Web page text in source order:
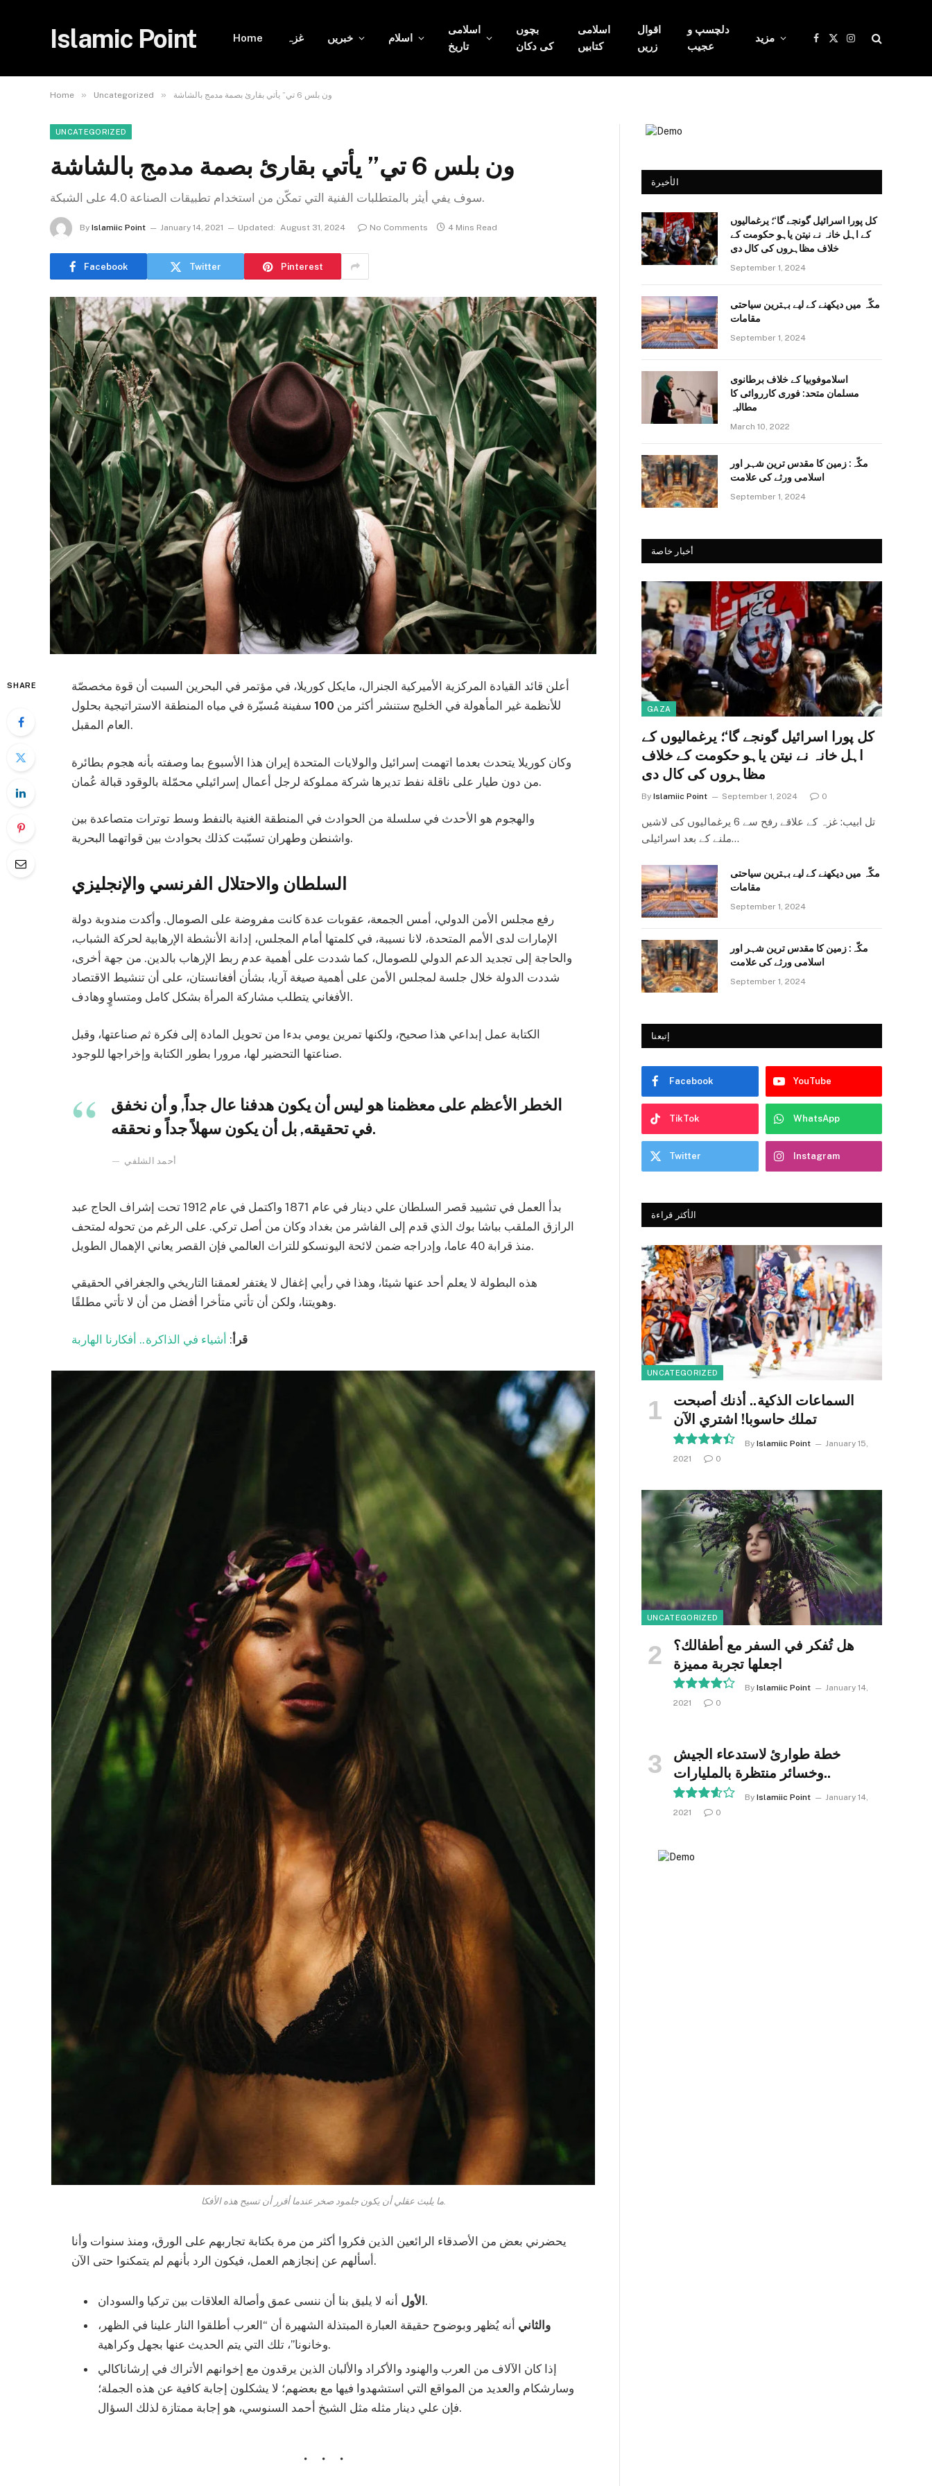
Islamic Point Home غزہ خبریں اسلام
اسلامی
تاریخ
بچوں
کی دکان
اسلامی
کتابیں
اقوال
زریں
دلچسپ و
عجیب
مزید
Facebook
X
Instagram
Home » Uncategorized » ون بلس 6 تي” يأتي بقارئ بصمة مدمج بالشاشة
UNCATEGORIZED
ون بلس 6 تي” يأتي بقارئ بصمة مدمج بالشاشة
سوف يفي أيثر بالمتطلبات الفنية التي تمكّن من استخدام تطبيقات الصناعة 4.0 على الشبكة.
By Islamiic Point January 14, 2021 Updated: August 31, 2024 No Comments 4 Mins Read
Facebook Twitter Pinterest
SHARE
أعلن قائد القيادة المركزية الأميركية الجنرال، مايكل كوريلا، في مؤتمر في البحرين السبت أن قوة مخصصّة
للأنظمة غير المأهولة في الخليج ستنشر أكثر من 100 سفينة مُسيّرة في مياه المنطقة الاستراتيجية بحلول
العام المقبل.
وكان كوريلا يتحدث بعدما اتهمت إسرائيل والولايات المتحدة إيران هذا الأسبوع بما وصفته بأنه هجوم بطائرة
من دون طيار على ناقلة نفط تديرها شركة مملوكة لرجل أعمال إسرائيلي محمّلة بالوقود قبالة عُمان.
والهجوم هو الأحدث في سلسلة من الحوادث في المنطقة الغنية بالنفط وسط توترات متصاعدة بين
واشنطن وطهران تسبّبت كذلك بحوادث بين قواتهما البحرية.
السلطان والاحتلال الفرنسي والإنجليزي
رفع مجلس الأمن الدولي، أمس الجمعة، عقوبات عدة كانت مفروضة على الصومال. وأكدت مندوبة دولة
الإمارات لدى الأمم المتحدة، لانا نسيبة، في كلمتها أمام المجلس، إدانة الأنشطة الإرهابية لحركة الشباب،
والحاجة إلى تجديد الدعم الدولي للصومال، كما شددت على أهمية عدم ربط الإرهاب بالدين. من جهة أخرى،
شددت الدولة خلال جلسة لمجلس الأمن على أهمية صيغة آريا، بشأن أفغانستان، على أن تنشيط الاقتصاد
الأفغاني يتطلب مشاركة المرأة بشكل كامل ومتساوٍ وهادف.
الكتابة عمل إبداعي هذا صحيح، ولكنها تمرين يومي بدءا من تحويل المادة إلى فكرة ثم صناعتها، وقبل
صناعتها التحضير لها، مرورا بطور الكتابة وإخراجها للوجود.
الخطر الأعظم على معظمنا هو ليس أن يكون هدفنا عال جداً, و أن نخفق
في تحقيقه, بل أن يكون سهلاً جداً و نحققه.
أحمد الشلفي
بدأ العمل في تشييد قصر السلطان علي دينار في عام 1871 واكتمل في عام 1912 تحت إشراف الحاج عبد
الرازق الملقب بباشا بوك الذي قدم إلى الفاشر من بغداد وكان من أصل تركي. على الرغم من تحوله لمتحف
منذ قرابة 40 عاما، وإدراجه ضمن لائحة اليونسكو للتراث العالمي فإن القصر يعاني الإهمال الطويل.
هذه البطولة لا يعلم أحد عنها شيئا، وهذا في رأيي إغفال لا يغتفر لعمقنا التاريخي والجغرافي الحقيقي
وهويتنا، ولكن أن تأتي متأخرا أفضل من أن لا تأتي مطلقًا.
قرأ: أشياء في الذاكرة.. أفكارنا الهاربة
ما يلبث عقلي أن يكون جلمود صخر عندما أقرر أن تسيح هذه الأفكا.
يحضرني بعض من الأصدقاء الرائعين الذين فكروا أكثر من مرة بكتابة تجاربهم على الورق، ومنذ سنوات وأنا
أسألهم عن إنجازهم العمل، فيكون الرد بأنهم لم يتمكنوا حتى الآن.
الأولأنه لا يليق بنا أن ننسى عمق وأصالة العلاقات بين تركيا والسودان.
والثاني أنه يُظهر وبوضوح حقيقة العبارة المبتذلة الشهيرة أن “العرب أطلقوا النار علينا في الظهر،
وخانونا”، تلك التي يتم الحديث عنها بجهل وكراهية.
إذا كان الآلاف من العرب والهنود والأكراد والألبان الذين يرقدون مع إخوانهم الأتراك في إرشاناكالي
وسارشكام والعديد من المواقع التي استشهدوا فيها مع بعضهم؛ لا يشكلون إجابة كافية عن هذه الجملة؛
فإن علي دينار مثله مثل الشيخ أحمد السنوسي، هو إجابة ممتازة لذلك السؤال.
الأخيرة
کل پورا اسرائیل گونجے گا‘؛ یرغمالیوں
کے اہل خانہ نے نیتن یاہو حکومت کے
خلاف مظاہروں کی کال دی
September 1, 2024
مکّہ میں دیکھنے کے لیے بہترین سیاحتی
مقامات
September 1, 2024
اسلاموفوبیا کے خلاف برطانوی
مسلمان متحد: فوری کارروائی کا
مطالبہ
March 10, 2022
مکّہ: زمین کا مقدس ترین شہر اور
اسلامی ورثے کی علامت
September 1, 2024
أخبار خاصة
GAZA
کل پورا اسرائیل گونجے گا‘؛ یرغمالیوں کے
اہل خانہ نے نیتن یاہو حکومت کے خلاف
مظاہروں کی کال دی
By Islamiic Point September 1, 2024 0
تل ابیب: غزہ کے علاقے رفح سے 6 یرغمالیوں کی لاشیں
ملنے کے بعد اسرائیلی…
مکّہ میں دیکھنے کے لیے بہترین سیاحتی
مقامات
September 1, 2024
مکّہ: زمین کا مقدس ترین شہر اور
اسلامی ورثے کی علامت
September 1, 2024
إتبعنا
Facebook YouTube
TikTok WhatsApp
Twitter Instagram
الأكثر قراءة
UNCATEGORIZED
السماعات الذكية.. أذنك أصبحت
تملك حاسوبا! اشتري الآن
8.9
By Islamiic Point
January 15,
2021
0
UNCATEGORIZED
هل تُفكر في السفر مع أطفالك؟
اجعلها تجربة مميزة
8.5
By Islamiic Point
January 14,
2021
0
خطة طوارئ لاستدعاء الجيش
وخسائر منتظرة بالمليارات..
7.2
By Islamiic Point
January 14,
2021
0